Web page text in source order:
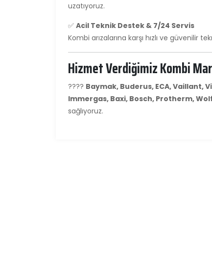
uzatıyoruz.
✅ Acil Teknik Destek & 7/24 Servis
Kombi arızalarına karşı hızlı ve güvenilir
Hizmet Verdiğimiz Kombi
???? Baymak, Buderus, ECA, Vaillant,
Immergas, Baxi, Bosch, Protherm,
sağlıyoruz.